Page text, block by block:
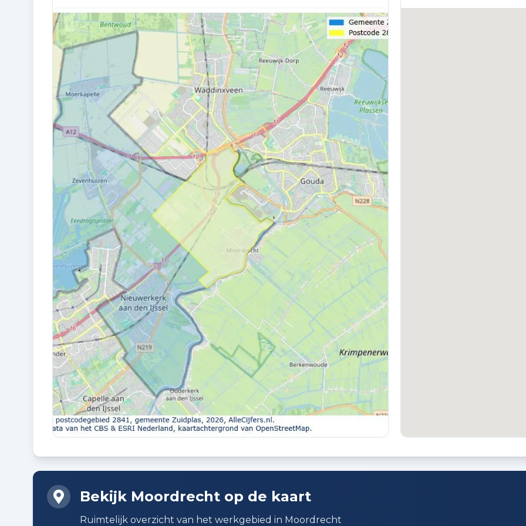
Bouw en energie
1981
BOUWWIJZE
Bestaande bouw
ISOLATIE
Grotendeels dubbelglas
VERWARMING
Cv-ketel
CV KETEL
Gas gestookt, eigendom
ENERGIELABEL
C
Buitenruimte en parkeren
BUITENRUIMTE
In centrum
PARKEREN
Openbaar parkeren
Planning
AANGEBODEN SINDS
28-05-2026
Badkamer voorzieningen
Douche, ligbad, toilet, en wastafel
Bekijk Moordrecht op de kaart
Ruimtelijk overzicht van het werkgebied in Moordrecht